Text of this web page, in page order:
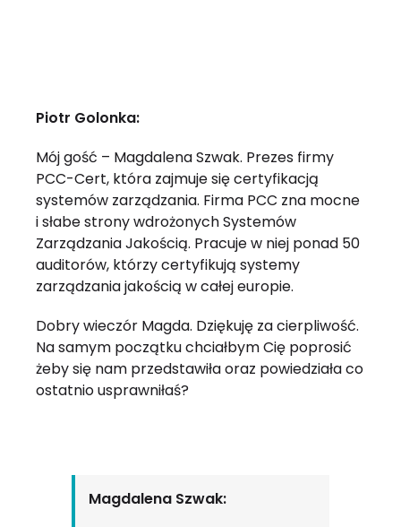
Piotr Golonka:
Mój gość – Magdalena Szwak. Prezes firmy
PCC-Cert, która zajmuje się certyfikacją
systemów zarządzania. Firma PCC zna mocne
i słabe strony wdrożonych Systemów
Zarządzania Jakością. Pracuje w niej ponad 50
auditorów, którzy certyfikują systemy
zarządzania jakością w całej europie.
Dobry wieczór Magda. Dziękuję za cierpliwość.
Na samym początku chciałbym Cię poprosić
żeby się nam przedstawiła oraz powiedziała co
ostatnio usprawniłaś?
Magdalena Szwak: